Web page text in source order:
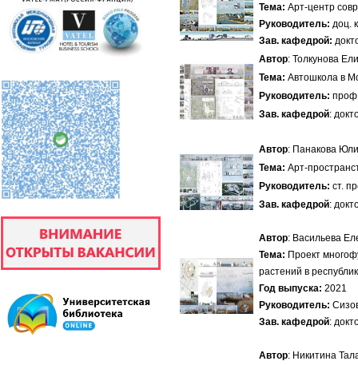
Тема: Арт-центр
Руководитель: доц.
Зав. кафедрой:
Автор: Толкунова
Тема: Автошкола в
Руководитель:
Зав. кафедрой:
Автор: Панакова
Тема: Арт-
Руководитель: ст.
Зав. кафедрой:
Автор: Васильева
Тема: Проект
растений в
Год выпуска:2021
Руководитель:
Зав. кафедрой:
Автор: Никитина